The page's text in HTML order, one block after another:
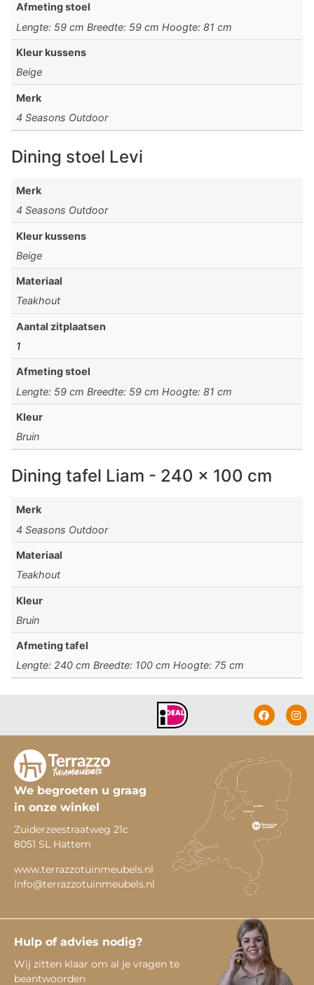
Afmeting stoel
Lengte: 59 cm Breedte: 59 cm Hoogte: 81 cm
Kleur kussens
Beige
Merk
4 Seasons Outdoor
Dining stoel Levi
Merk
4 Seasons Outdoor
Kleur kussens
Beige
Materiaal
Teakhout
Aantal zitplaatsen
1
Afmeting stoel
Lengte: 59 cm Breedte: 59 cm Hoogte: 81 cm
Kleur
Bruin
Dining tafel Liam - 240 x 100 cm
Merk
4 Seasons Outdoor
Materiaal
Teakhout
Kleur
Bruin
Afmeting tafel
Lengte: 240 cm Breedte: 100 cm Hoogte: 75 cm
We begroeten u graag
in onze winkel
Zuiderzeestraatweg 21c
8051 SL Hattem
www.terrazzotuinmeubels.nl
info@terrazzotuinmeubels.nl
Hulp of advies nodig?
Wij zitten klaar om al je vragen te
beantwoorden